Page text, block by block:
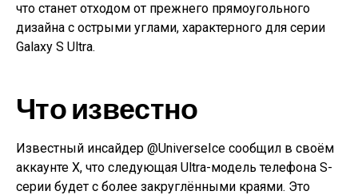
что станет отходом от прежнего прямоугольного
дизайна с острыми углами, характерного для серии
Galaxy S Ultra.
Что известно
Известный инсайдер @UniverseIce сообщил в своём
аккаунте X, что следующая Ultra-модель телефона S-
серии будет с более закруглёнными краями. Это